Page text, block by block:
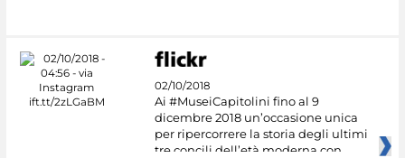
02/10/2018
Ai #MuseiCapitolini fino al 9
dicembre 2018 un’occasione unica
per ripercorrere la storia degli ultimi
tre concili dell’età moderna con